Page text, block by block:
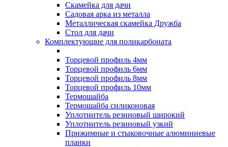
Скамейка для дачи
Садовая арка из металла
Металлическая скамейка Дружба
Стол для дачи
Комплектующие для поликарбоната
Торцевой профиль 4мм
Торцевой профиль 6мм
Торцевой профиль 8мм
Торцевой профиль 10мм
Термошайба
Термошайба силиконовая
Уплотнитель резиновый широкий
Уплотнитель резиновый узкий
Прижимные и стыковочные алюминиевые
планки